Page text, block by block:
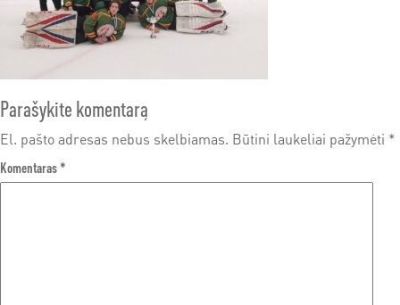
Parašykite komentarą
El. pašto adresas nebus skelbiamas. Būtini laukeliai pažymėti *
Komentaras*